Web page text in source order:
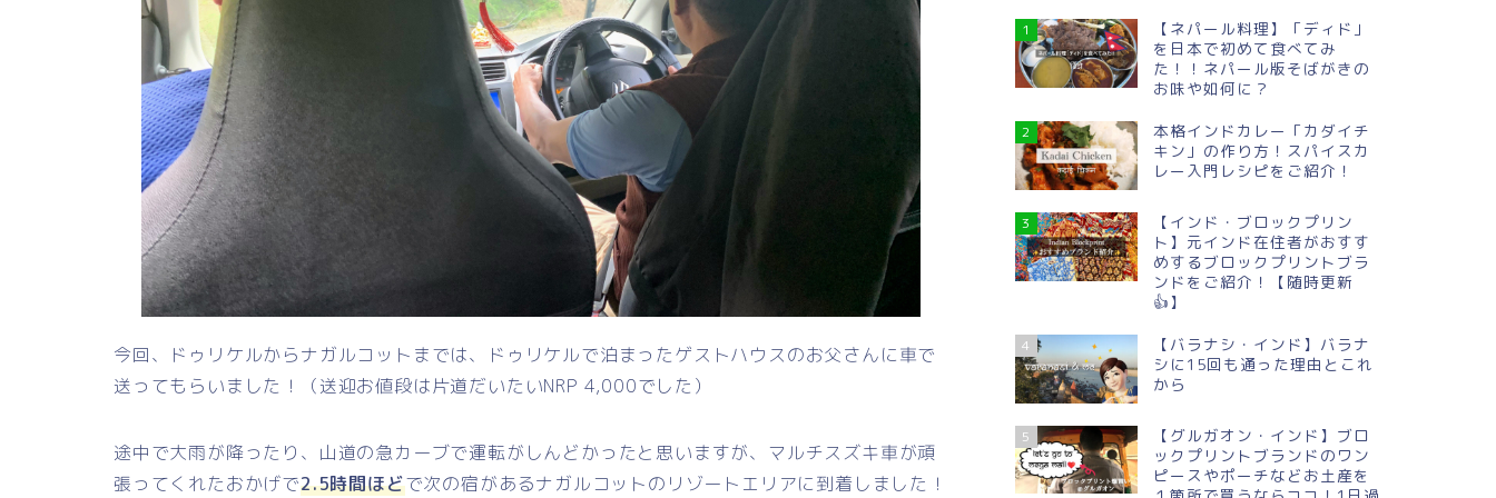
今回、ドゥリケルからナガルコットまでは、ドゥリケルで泊まったゲストハウスのお父さんに車で
送ってもらいました！（送迎お値段は片道だいたいNRP 4,000でした）
途中で大雨が降ったり、山道の急カーブで運転がしんどかったと思いますが、マルチスズキ車が頑
張ってくれたおかげで2.5時間ほどで次の宿があるナガルコットのリゾートエリアに到着しました！
1
【ネパール料理】「ディド」
を日本で初めて食べてみ
た！！ネパール版そばがきの
お味や如何に？
2
本格インドカレー「カダイチ
キン」の作り方！スパイスカ
レー入門レシピをご紹介！
3
【インド・ブロックプリン
ト】元インド在住者がおすす
めするブロックプリントブラ
ンドをご紹介！【随時更新
👍】
4
【バラナシ・インド】バラナ
シに15回も通った理由とこれ
から
5
【グルガオン・インド】ブロ
ックプリントブランドのワン
ピースやポーチなどお土産を